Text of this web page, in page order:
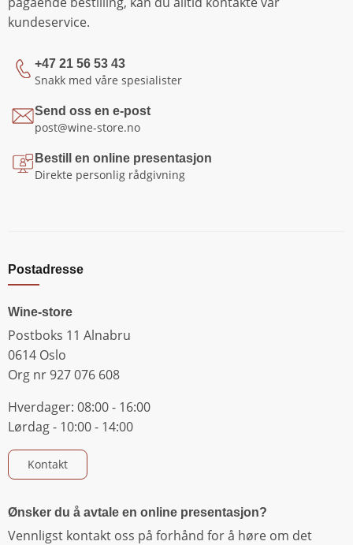
kundeservice.
+47 21 56 53 43
Snakk med våre spesialister
Send oss en e-post
post@wine-store.no
Bestill en online presentasjon
Direkte personlig rådgivning
Postadresse
Wine-store
Postboks 11 Alnabru
0614 Oslo
Org nr 927 076 608
Hverdager: 08:00 - 16:00
Lørdag - 10:00 - 14:00
Kontakt
Ønsker du å avtale en online presentasjon?
Vennligst kontakt oss på forhånd for å høre om det